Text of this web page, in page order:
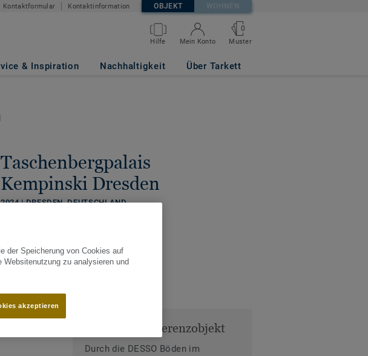
Kontaktformular Kontaktinformation OBJEKT WOHNEN
Hilfe Mein Konto
0
Muster
& Inspiration Nachhaltigkeit Über Tarkett
Taschenbergpalais
Kempinski Dresden
2024 | DRESDEN, DEUTSCHLAND
Infos zum Referenzobjekt
Durch die DESSO Böden im
der Speicherung von Cookies auf
Websitenutzung zu analysieren und
akzeptieren